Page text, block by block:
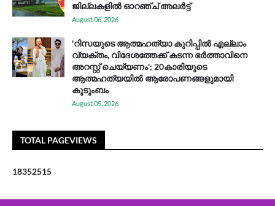
ജില്ലകളിൽ ഓറഞ്ച് അലർട്ട്
August 06, 2026
'റിസയുടെ ആത്മഹത്യാ കുറിപ്പിൽ എല്ലാം
വ്യക്തം, വിദേശത്തേക്ക് കടന്ന ഭർത്താവിനെ
അറസ്റ്റ് ചെയ്യണം'; 20കാരിയുടെ
ആത്മഹത്യയിൽ ആരോപണങ്ങളുമായി
കുടുംബം
August 05, 2026
TOTAL PAGEVIEWS
18352515